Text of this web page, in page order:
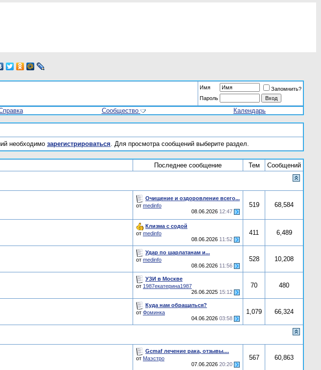
Имя
Запомнить?
Пароль
Сообщество Календарь
необходимо зарегистрироваться. Для просмотра сообщений выберите раздел.
Последнее сообщение Тем
Сообщений
Очищение и оздоровление всего...
от medinfo
08.06.2026 12:47
519 68,584
Клизма с содой
от medinfo
08.06.2026 11:52
411 6,489
Удар по шарлатанам и...
от medinfo
08.06.2026 11:56
528 10,208
УЗИ в Москве
от 1987екатерина1987
26.06.2025 15:12
70 480
Куда нам обращаться?
от Фоминка
04.06.2026 03:58
1,079 66,324
Gcmaf лечение рака, отзывы....
от Маэстро
07.06.2026 20:20
567 60,863